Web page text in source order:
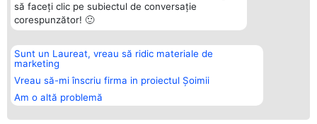
să faceți clic pe subiectul de conversație
corespunzător! 🙂
Sunt un Laureat, vreau să ridic materiale de
marketing
Vreau să-mi înscriu firma in proiectul Șoimii
Am o altă problemă
Organizator Ranking
BRIGHT SOLUTIONS BR SRL
Aleea Timisul De Sus 2 Bl. A30
Sc. A Et. 4 Ap. 13 Cod 061952
București
CUI 36737675
Plebiscyt
Lista Tuturor
Laureaților
Statut
Contact